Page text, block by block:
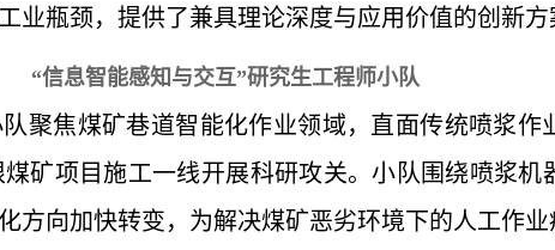
业瓶颈，提供了兼具理论深度与应用价值的创新方
“信息智能感知与交互”研究生工程师小队
聚焦煤矿巷道智能化作业领域，直面传统喷浆
矿项目施工一线开展科研攻关。小队围绕喷浆
方向加快转变，为解决煤矿恶劣环境下的人工作业